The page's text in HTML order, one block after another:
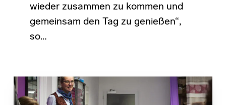
wieder zusammen zu kommen und
gemeinsam den Tag zu genießen“,
so…